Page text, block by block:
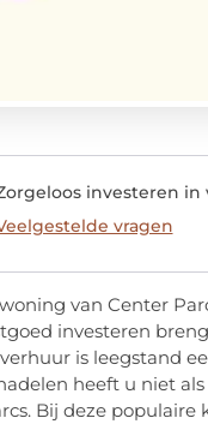
investeren
vragen
van Center
investeren
is leegstand
heeft u niet
Bij deze